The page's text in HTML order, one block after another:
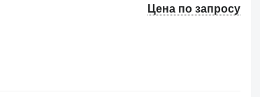
Цена по запросу